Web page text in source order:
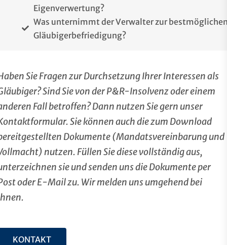
Eigenverwertung?
Was unternimmt der Verwalter zur
Gläubigerbefriedigung?
Sie Fragen zur Durchsetzung Ihrer Interessen als
Sind Sie von der P&R-Insolvenz oder einem
Fall betroffen? Dann nutzen Sie gern unser
Sie können auch die zum Download
Dokumente (Mandatsvereinbarung und
nutzen. Füllen Sie diese vollständig aus,
sie und senden uns die Dokumente per
oder E-Mail zu. Wir melden uns umgehend bei
KONTAKT